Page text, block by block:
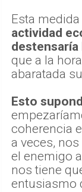
Esta medida
actividad
destensaría
que a la
abaratada
Esto
coherencia
a veces,
el enemigo
nos tiene
entusiasmo